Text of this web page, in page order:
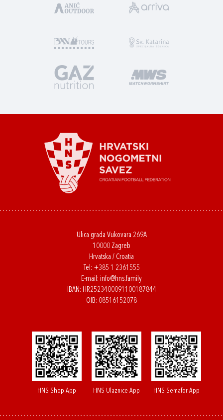
Ulica grada Vukovara 269A
10000 Zagreb
Hrvatska / Croatia
Tel: +385 1 2361555
E-mail: info@hns.family
IBAN: HR2523400091100187844
OIB: 08516152078
HNS Shop App HNS Ulaznice App HNS Semafor App